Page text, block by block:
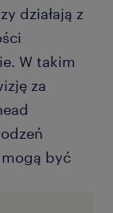
działają z
W takim
za
być